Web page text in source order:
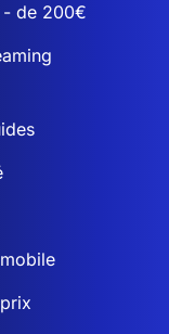
- de 200€